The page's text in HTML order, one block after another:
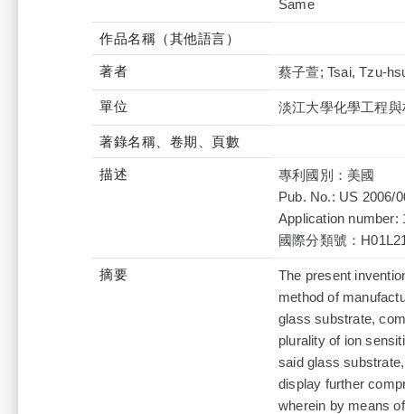
Same
作品名稱（其他語言）
著者 蔡子萱; Tsai, Tzu-
單位 淡江大學化學工程
著錄名稱、卷期、頁數
描述
專利國別：美國
Pub. No.: US 2006/
Application number:
國際分類號：
摘要
The present
method of
glass substrate,
plurality of ion
said glass
display further
wherein by means